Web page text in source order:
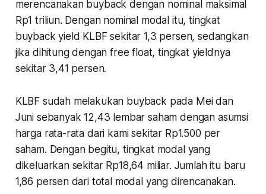
merencanakan buyback dengan nominal maksimal
Rp1 triliun. Dengan nominal modal itu, tingkat
buyback yield KLBF sekitar 1,3 persen, sedangkan
jika dihitung dengan free float, tingkat yieldnya
sekitar 3,41 persen.
KLBF sudah melakukan buyback pada Mei dan
Juni sebanyak 12,43 lembar saham dengan asumsi
harga rata-rata dari kami sekitar Rp1.500 per
saham. Dengan begitu, tingkat modal yang
dikeluarkan sekitar Rp18,64 miliar. Jumlah itu baru
1,86 persen dari total modal yang direncanakan.